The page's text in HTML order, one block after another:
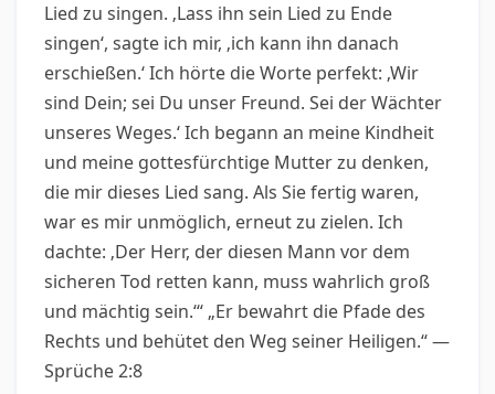
Lied zu singen. ‚Lass ihn sein Lied zu Ende
singen‘, sagte ich mir, ‚ich kann ihn danach
erschießen.‘ Ich hörte die Worte perfekt: ‚Wir
sind Dein; sei Du unser Freund. Sei der Wächter
unseres Weges.‘ Ich begann an meine Kindheit
und meine gottesfürchtige Mutter zu denken,
die mir dieses Lied sang. Als Sie fertig waren,
war es mir unmöglich, erneut zu zielen. Ich
dachte: ‚Der Herr, der diesen Mann vor dem
sicheren Tod retten kann, muss wahrlich groß
und mächtig sein.‘“ „Er bewahrt die Pfade des
Rechts und behütet den Weg seiner Heiligen.“ —
Sprüche 2:8